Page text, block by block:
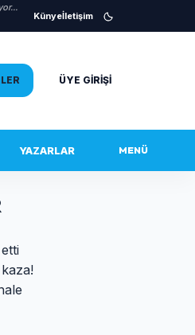
Künyeİletişim
ÜYE GIRIŞI
YAZARLAR MENÜ